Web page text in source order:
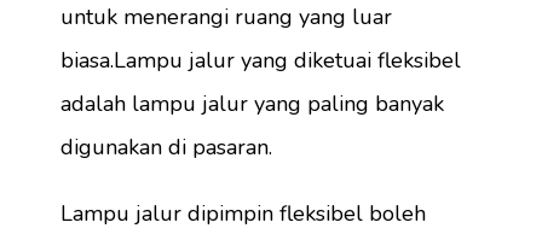
untuk menerangi ruang yang luar
biasa.Lampu jalur yang diketuai fleksibel
adalah lampu jalur yang paling banyak
digunakan di pasaran.
Lampu jalur dipimpin fleksibel boleh